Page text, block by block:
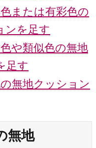
または有彩色の
ンを足す
や類似色の無地
足す
無地クッション
無地